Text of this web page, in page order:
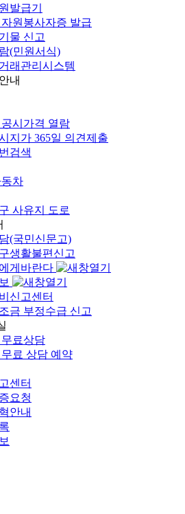
발급기
자원봉사자증 발급
물 신고
(민원서식)
래관리시스템
내
시가격 열람
지가 365일 의견제출
검색
차
사유지 도로
(국민신문고)
생활불편신고
게바란다
신고센터
금 부정수급 신고
료상담
료 상담 예약
센터
요청
안내